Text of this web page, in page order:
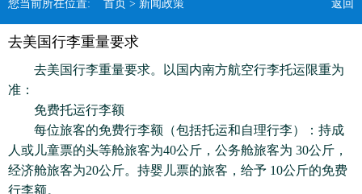
您当前所在位置: 首页 > 新闻政策 返回
去美国行李重量要求
去美国行李重量要求。以国内南方航空行李托运限重为
准：
免费托运行李额
每位旅客的免费行李额（包括托运和自理行李）：持成
人或儿童票的头等舱旅客为40公斤，公务舱旅客为 30公斤，
经济舱旅客为20公斤。持婴儿票的旅客，给予 10公斤的免费
行李额。